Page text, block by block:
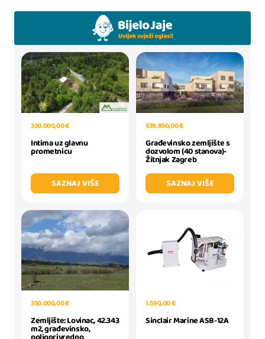
330.000,00 €
Intima uz glavnu
prometnicu
SAZNAJ VIŠE
539.850,00 €
Građevinsko zemljište s
dozvolom (40 stanova)-
Žitnjak Zagreb
SAZNAJ VIŠE
350.000,00 €
Zemljište: Lovinac, 42.343
m2, građevinsko,
1.590,00 €
Sinclair Marine ASB-12A